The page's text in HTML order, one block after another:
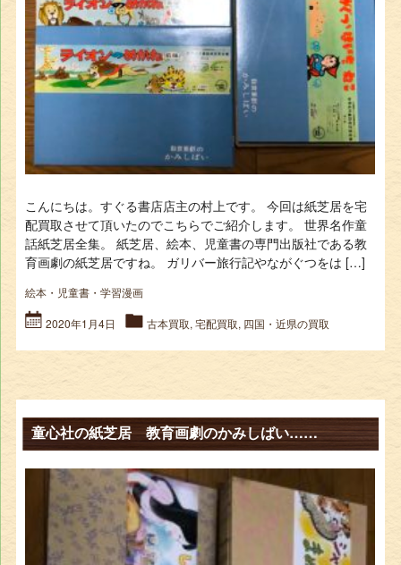
こんにちは。すぐる書店店主の村上です。 今回は紙芝居を宅
配買取させて頂いたのでこちらでご紹介します。 世界名作童
話紙芝居全集。 紙芝居、絵本、児童書の専門出版社である教
育画劇の紙芝居ですね。 ガリバー旅行記やながぐつをは […]
絵本・児童書・学習漫画
2020年1月4日 古本買取,宅配買取, 四国・近県の買取
童心社の紙芝居 教育画劇のかみしばい……